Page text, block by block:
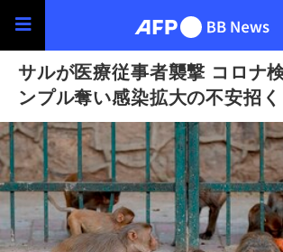
サルが医療従事者襲撃 コロナ
ンプル奪い感染拡大の不安招